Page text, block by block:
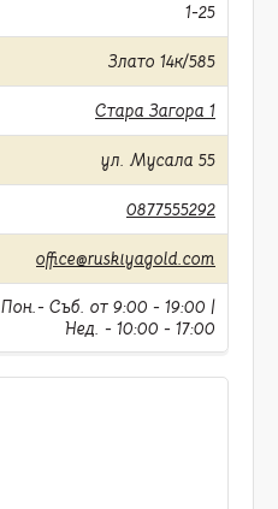
1-25
Злато 14к/585
Стара Загора 1
ул. Мусала 55
0877555292
office@ruskiyagold.com
Пон.- Съб. от 9:00 - 19:00 |
Нед. - 10:00 - 17:00